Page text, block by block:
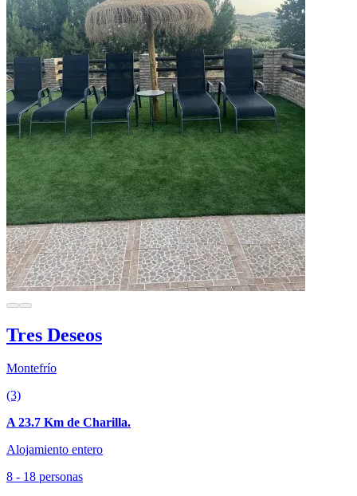
Tres Deseos
Montefrío
(3)
A 23.7 Km de Charilla.
Alojamiento entero
8 - 18 personas